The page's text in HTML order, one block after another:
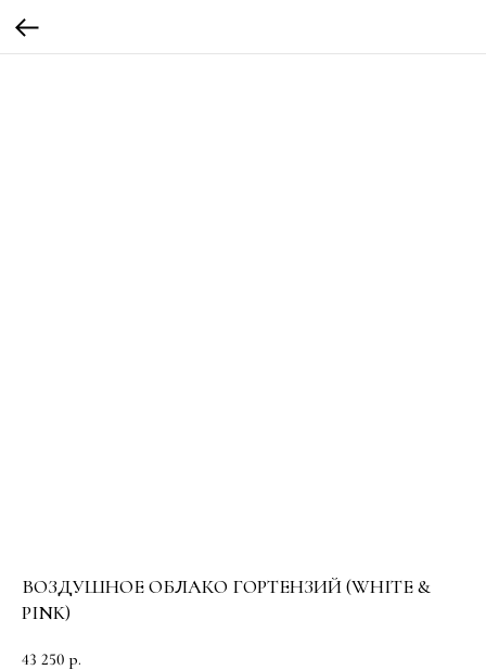
ВОЗДУШНОЕ ОБЛАКО ГОРТЕНЗИЙ (WHITE &
PINK)
43 250 р.